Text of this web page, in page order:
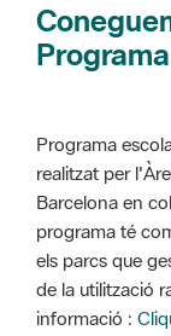
Programa
realitzat per
Barcelona en
programa té
els parcs que
de la utilització
informació :